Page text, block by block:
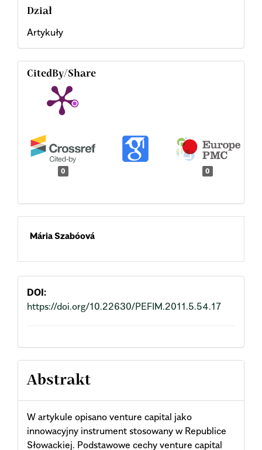
Dział
Artykuły
CitedBy/Share
0 0
Main
Article
Content
Mária Szabóová
DOI:
https://doi.org/10.22630/PEFIM.2011.5.54.17
Abstrakt
W artykule opisano venture capital jako
innowacyjny instrument stosowany w Republice
Słowackiej. Podstawowe cechy venture capital